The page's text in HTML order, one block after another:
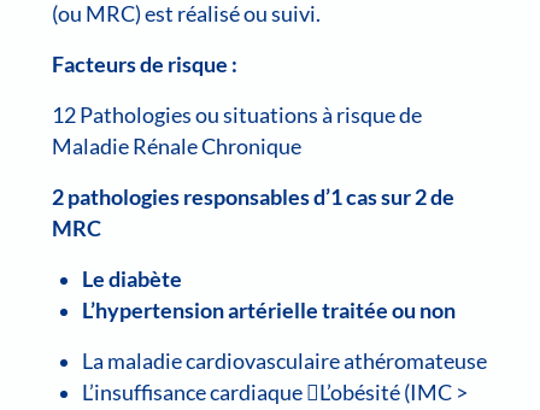
(ou MRC) est réalisé ou suivi.
Facteurs de risque :
12 Pathologies ou situations à risque de
Maladie Rénale Chronique
2 pathologies responsables d’1 cas sur 2 de
MRC
Le diabète
L’hypertension artérielle traitée ou non
La maladie cardiovasculaire athéromateuse
L’insuffisance cardiaque L’obésité (IMC >